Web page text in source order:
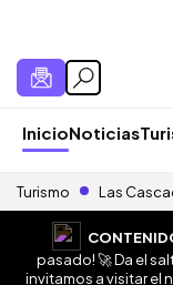
InicioNoticias
Turismo Las
pasado! 🚀 Da el
invitamos a visitar el